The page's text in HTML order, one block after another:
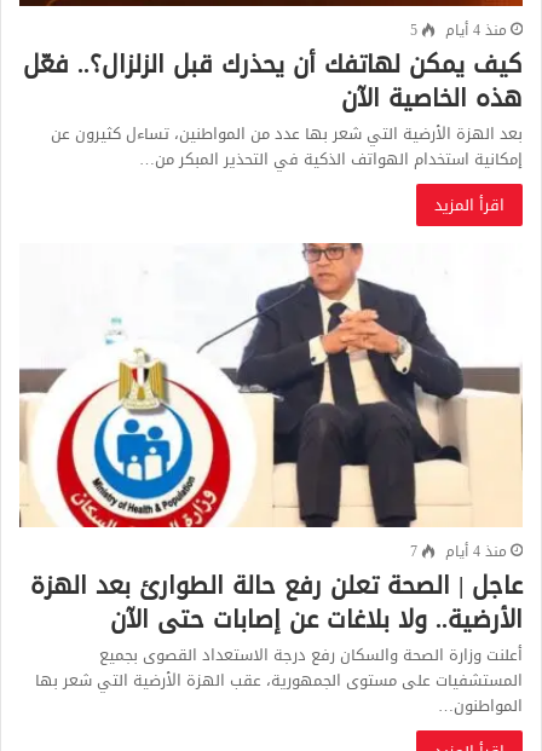
منذ 4 أيام 5
كيف يمكن لهاتفك أن يحذرك قبل الزلزال؟.. فعّل
هذه الخاصية الآن
بعد الهزة الأرضية التي شعر بها عدد من المواطنين، تساءل كثيرون عن
إمكانية استخدام الهواتف الذكية في التحذير المبكر من…
اقرأ المزيد
منذ 4 أيام 7
عاجل | الصحة تعلن رفع حالة الطوارئ بعد الهزة
الأرضية.. ولا بلاغات عن إصابات حتى الآن
أعلنت وزارة الصحة والسكان رفع درجة الاستعداد القصوى بجميع
المستشفيات على مستوى الجمهورية، عقب الهزة الأرضية التي شعر بها
المواطنون…